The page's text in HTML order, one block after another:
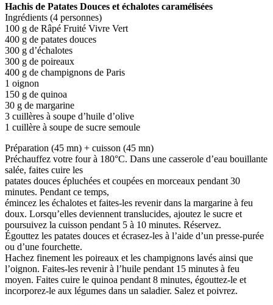
Hachis de Patates Douces et échalotes caramélisées
Ingrédients (4 personnes)
100 g de Râpé Fruité Vivre Vert
400 g de patates douces
300 g d’échalotes
300 g de poireaux
400 g de champignons de Paris
1 oignon
150 g de quinoa
30 g de margarine
3 cuillères à soupe d’huile d’olive
1 cuillère à soupe de sucre semoule
Préparation (45 mn) + cuisson (45 mn)
Préchauffez votre four à 180°C. Dans une casserole d’eau bouillante
salée, faites cuire les
patates douces épluchées et coupées en morceaux pendant 30
minutes. Pendant ce temps,
émincez les échalotes et faites-les revenir dans la margarine à feu
doux. Lorsqu’elles deviennent translucides, ajoutez le sucre et
poursuivez la cuisson pendant 5 à 10 minutes. Réservez.
Égouttez les patates douces et écrasez-les à l’aide d’un presse-purée
ou d’une fourchette.
Hachez finement les poireaux et les champignons lavés ainsi que
l’oignon. Faites-les revenir à l’huile pendant 15 minutes à feu
moyen. Faites cuire le quinoa pendant 8 minutes, égouttez-le et
incorporez-le aux légumes dans un saladier. Salez et poivrez.